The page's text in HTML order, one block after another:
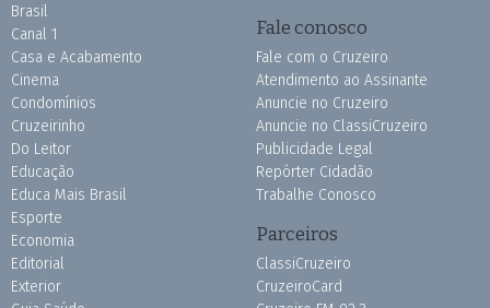
Brasil
Canal 1
Casa e Acabamento
Cinema
Condomínios
Cruzeirinho
Do Leitor
Educação
Educa Mais Brasil
Esporte
Economia
Editorial
Exterior
Fale conosco
Fale com o Cruzeiro
Atendimento ao Assinante
Anuncie no Cruzeiro
Anuncie no ClassiCruzeiro
Publicidade Legal
Repórter Cidadão
Trabalhe Conosco
Parceiros
ClassiCruzeiro
CruzeiroCard